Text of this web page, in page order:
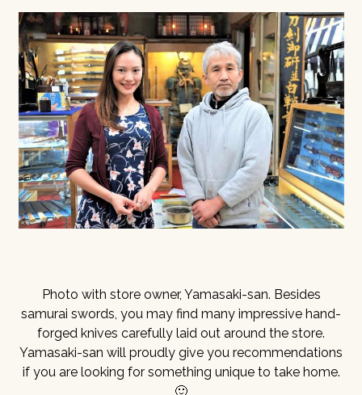
Photo with store owner, Yamasaki-san. Besides
samurai swords, you may find many impressive hand-
forged knives carefully laid out around the store.
Yamasaki-san will proudly give you recommendations
if you are looking for something unique to take home.
🙂